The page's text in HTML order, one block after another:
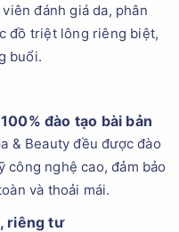
đánh giá da, phân
đồ triệt lông riêng biệt,
buổi.
đào tạo bài bản
& Beauty đều được đào
công nghệ cao, đảm bảo
và thoải mái.
riêng tư